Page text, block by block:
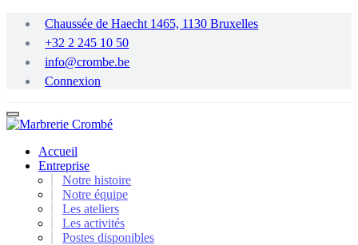
contenu
principal
Chaussée de Haecht 1465, 1130 Bruxelles
+32 2 245 10 50
info@crombe.be
Connexion
Accueil
Entreprise
Notre histoire
Notre équipe
Les ateliers
Les activités
Postes disponibles